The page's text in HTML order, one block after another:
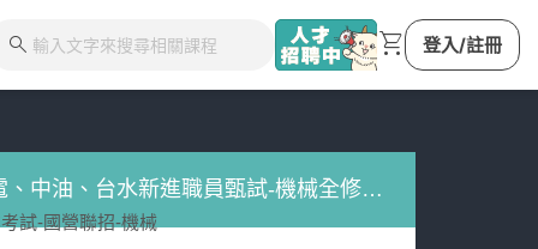
、中油、台水新進職員甄試-機械全修
月)-雲端
試-國營聯招-機械
search shopping_cart 登入/註冊